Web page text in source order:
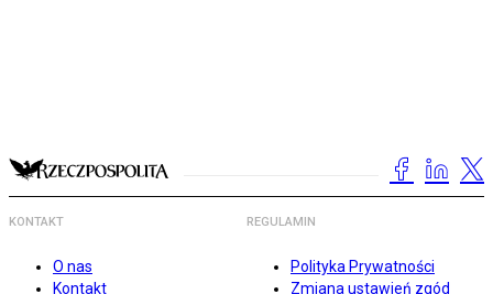
KONTAKT
O nas
Kontakt
REGULAMIN
Polityka Prywatności
Zmiana ustawień zgód